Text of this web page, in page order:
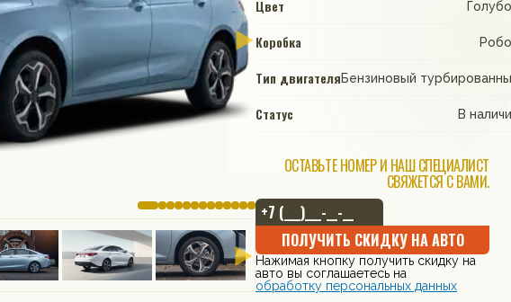
Цвет
Коробка
Тип двигателяБензиновый
Статус В
ОСТАВЬТЕ НОМЕР И НАШ СПЕЦИАЛИСТ
СВЯЖЕТСЯ С ВАМИ.
ПОЛУЧИТЬ СКИДКУ НА АВТО
Нажимая кнопку получить скидку на
авто вы соглашаетесь на
обработку персональных данных